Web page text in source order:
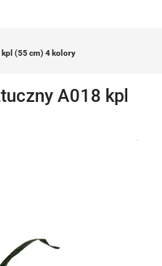
kpl (55 cm) 4 kolory
A018 kpl